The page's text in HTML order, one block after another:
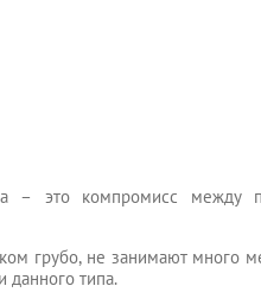
– это компромисс между
грубо, не занимают много
данного типа.